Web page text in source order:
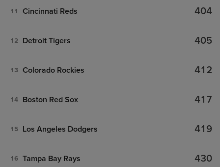
11 Cincinnati Reds 404
12 Detroit Tigers 405
13 Colorado Rockies 412
14 Boston Red Sox 417
15 Los Angeles Dodgers 419
16 Tampa Bay Rays 430